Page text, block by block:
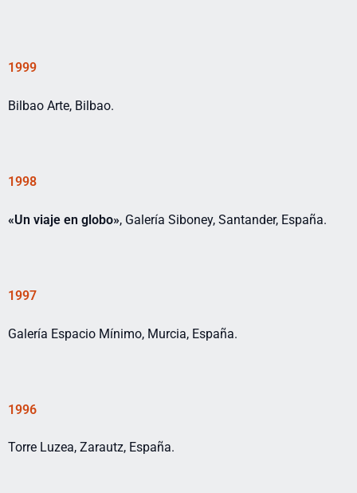
1999
Bilbao Arte, Bilbao.
1998
«Un viaje en globo», Galería Siboney, Santander, España.
1997
Galería Espacio Mínimo, Murcia, España.
1996
Torre Luzea, Zarautz, España.